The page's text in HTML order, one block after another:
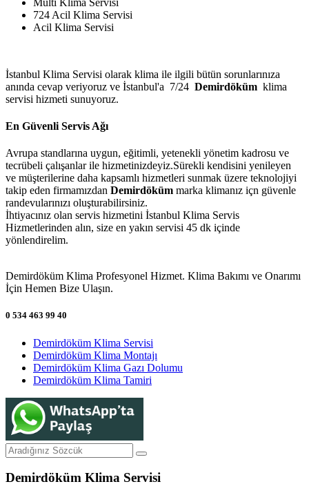
724 Acil Klima Servisi
Acil Klima Servisi
İstanbul Klima Servisi olarak klima ile ilgili bütün sorunlarınıza
anında cevap veriyoruz ve İstanbul'a 7/24 Demirdöküm klima
servisi hizmeti sunuyoruz.
En Güvenli Servis Ağı
Avrupa standlarına uygun, eğitimli, yetenekli yönetim kadrosu ve
tecrübeli çalışanlar ile hizmetinizdeyiz.Sürekli kendisini yenileyen
ve müşterilerine daha kapsamlı hizmetleri sunmak üzere teknolojiyi
takip eden firmamızdan Demirdöküm marka klimanız içn güvenle
randevularınızı oluşturabilirsiniz.
İhtiyacınız olan servis hizmetini İstanbul Klima Servis
Hizmetlerinden alın, size en yakın servisi 45 dk içinde
yönlendirelim.
Demirdöküm Klima Profesyonel Hizmet. Klima Bakımı ve Onarımı
İçin Hemen Bize Ulaşın.
0 534 463 99 40
Demirdöküm Klima Servisi
Demirdöküm Klima Montajı
Demirdöküm Klima Gazı Dolumu
Demirdöküm Klima Tamiri
Demirdöküm Klima Servisi